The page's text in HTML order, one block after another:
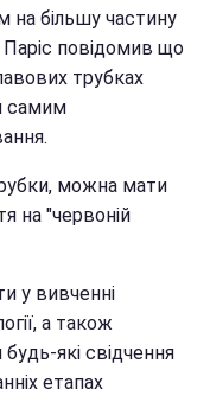
на більшу частину
Паріс повідомив що
трубках
самим
можна мати
на "червоній
у вивченні
а також
які свідчення
етапах